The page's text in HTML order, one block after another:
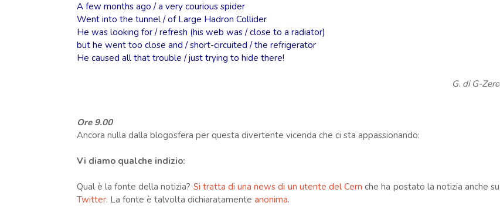
A few months ago / a very courious spider
Went into the tunnel / of Large Hadron Collider
He was looking for / refresh (his web was / close to a radiator)
but he went too close and / short-circuited / the refrigerator
He caused all that trouble / just trying to hide there!
G. di G-Zero
Ore 9.00
Ancora nulla dalla blogosfera per questa divertente vicenda che ci sta appassionando:
Vi diamo qualche indizio:
Qual è la fonte della notizia? Si tratta di una news di un utente del Cern che ha postato la notizia anche su
Twitter. La fonte è talvolta dichiaratamente anonima.